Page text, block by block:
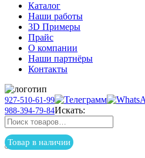
Каталог
Наши работы
3D Примеры
Прайс
О компании
Наши партнёры
Контакты
927-510-61-99
988-394-79-84Искать:
Товар в наличии